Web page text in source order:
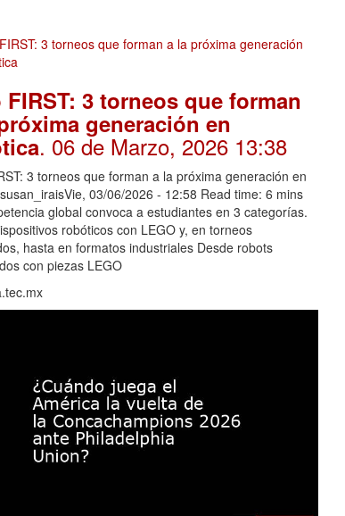
FIRST: 3 torneos que forman
generación en
. 06 de Marzo, 2026 13:38
3 torneos que forman a la próxima generación en
03/06/2026 - 12:58 Read time: 6 mins
global convoca a estudiantes en 3 categorías.
robóticos con LEGO y, en torneos
hasta en formatos industriales Desde robots
con piezas LEGO